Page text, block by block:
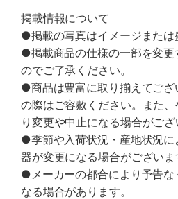
掲載情報について
●掲載の写真はイメージまたは
●掲載商品の仕様の一部を変更
のでご了承ください。
●商品は豊富に取り揃えてご
の際はご容赦ください。また
り変更や中止になる場合がござ
●季節や入荷状況・産地状況に
器が変更になる場合がございま
●メーカーの都合により予告な
なる場合があります。